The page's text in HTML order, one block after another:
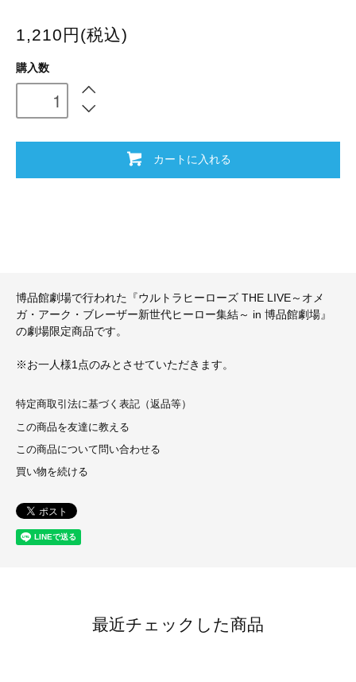
1,210円(税込)
購入数
カートに入れる
博品館劇場で行われた『ウルトラヒーローズ THE LIVE～オメ
ガ・アーク・ブレーザー新世代ヒーロー集結～ in 博品館劇場』
の劇場限定商品です。
※お一人様1点のみとさせていただきます。
特定商取引法に基づく表記（返品等）
この商品を友達に教える
この商品について問い合わせる
買い物を続ける
最近チェックした商品